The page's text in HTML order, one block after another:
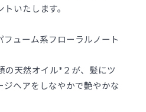
いたします。
ューム系フローラルノート
天然オイル*２が、髪にツ
ヘアをしなやかで艶やかな